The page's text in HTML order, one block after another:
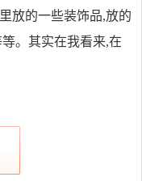
放的一些装饰品,放的
。其实在我看来,在